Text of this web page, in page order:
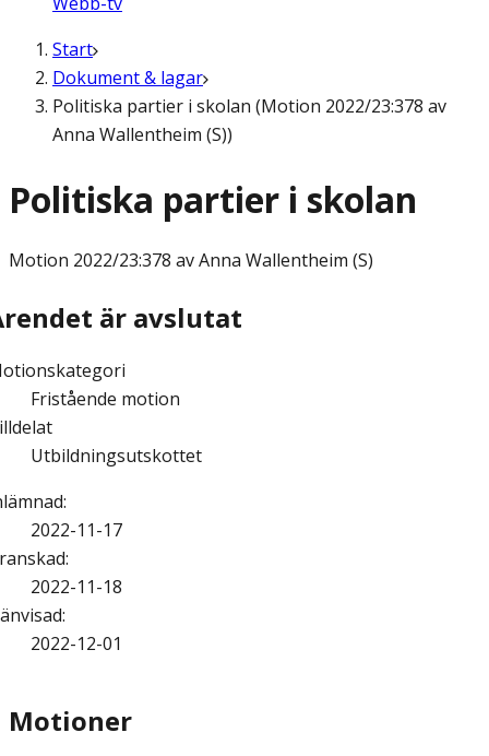
Start
Dokument & lagar
Politiska partier i skolan (Motion 2022/23:378 av
Anna Wallentheim (S))
Politiska partier i skolan
Motion 2022/23:378 av Anna Wallentheim (S)
är avslutat
Fristående motion
Utbildningsutskottet
:
2022-11-17
:
2022-11-18
:
2022-12-01
Motioner